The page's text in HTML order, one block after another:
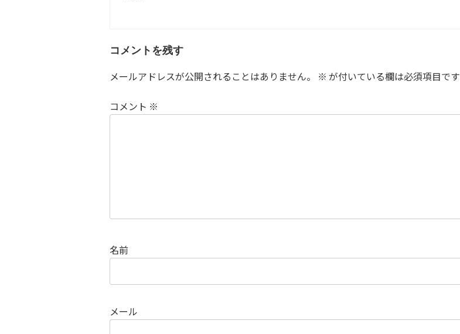
コメントを残す
メールアドレスが公開されることはありません。 ※ が付いている欄は必須項目です
コメント ※
名前
メール